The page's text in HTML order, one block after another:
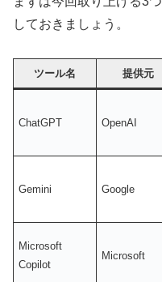
しておきましょう。
ツール名 提供元
ChatGPT OpenAI
Gemini Google
Microsoft
Copilot
Microsoft